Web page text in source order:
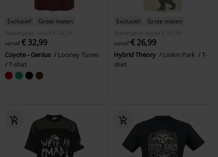
Exclusief
Grote maten
Adviesprijs
vanaf € 34,99
vanaf€ 32,99
Coyote - Genius
Looney Tunes
T-shirt
Exclusief
Grote maten
Adviesprijs
vanaf € 34,99
vanaf€ 26,99
Hybrid Theory Linkin Park
T-
shirt